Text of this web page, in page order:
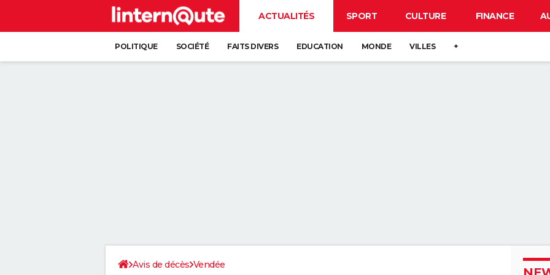
ACTUALITÉS SPORT CULTURE FINANCE
POLITIQUE SOCIÉTÉ FAITS DIVERS EDUCATION MONDE VILLES +
Avis de décès Vendée